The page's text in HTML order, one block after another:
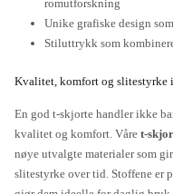
romutforskning
Unike grafiske design
Stiluttrykk som
Kvalitet, komfort og slitestyrke
En god t-skjorte handler ikke
kvalitet og komfort. Våre t-
nøye utvalgte materialer som
slitestyrke over tid. Stoffene er